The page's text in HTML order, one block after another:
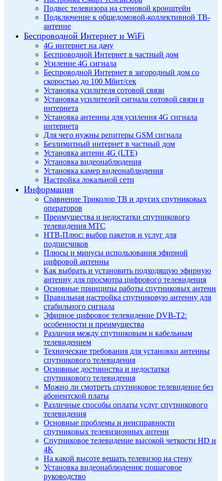
Подвес телевизора на стеновой кронштейн
Подключение к общедомовой-коллективной ТВ-
антенне
Беспроводной Интернет и WiFi
4G интернет на дачу
Беспроводной Интернет в частный дом
Усиление 4G сигнала
Беспроводной Интернет в загородный дом со
скоростью до 100 Мбит/сек
Установка усилителя сотовой связи
Установка усилителей сигнала сотовой связи и
интернета
Установка антенны для усиления 4G сигнала
интернета
Для чего нужны репитеры GSM сигнала
Безлимитный интернет в частный дом
Установка антенн 4G (LTE)
Установка видеонаблюдения
Установка камер видеонаблюдения
Настройка локальной сети
Информация
Сравнение Триколор ТВ и других спутниковых
операторов
Преимущества и недостатки спутникового
телевидения МТС
НТВ-Плюс: выбор пакетов и услуг для
подписчиков
Плюсы и минусы использования эфирной
цифровой антенны
Как выбрать и установить подходящую эфирную
антенну для просмотра цифрового телевидения
Основные принципы работы спутниковых антенн
Правильная настройка спутниковую антенну для
стабильного сигнала
Эфирное цифровое телевидение DVB-T2:
особенности и преимущества
Различия между спутниковым и кабельным
телевидением
Технические требования для установки антенны
спутникового телевидения
Основные достоинства и недостатки
спутникового телевидения
Можно ли смотреть спутниковое телевидение без
абонентской платы
Различные способы оплаты услуг спутникового
телевидения
Основные проблемы и неисправности
спутниковых телевизионных антенн
Спутниковое телевидение высокой четкости HD и
4K
На какой высоте вешать телевизор на стену
Установка видеонаблюдения: пошаговое
руководство